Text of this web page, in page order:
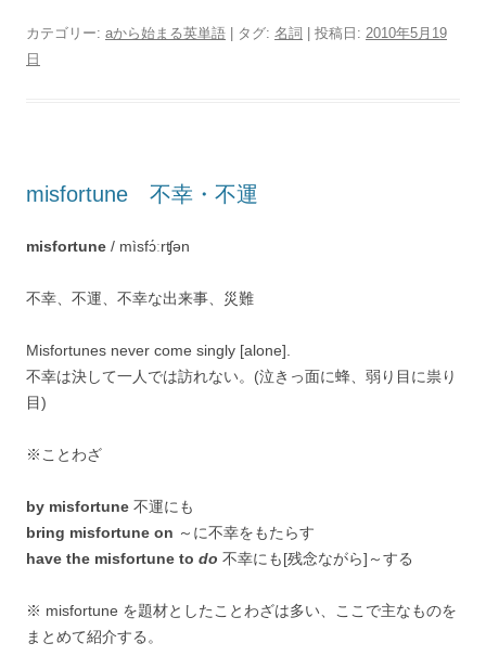
カテゴリー: aから始まる英単語 | タグ: 名詞 | 投稿日: 2010年5月19
日
misfortune 不幸・不運
misfortune / mìsfɔ́ːrʧən
不幸、不運、不幸な出来事、災難
Misfortunes never come singly [alone].
不幸は決して一人では訪れない。(泣きっ面に蜂、弱り目に祟り
目)
※ことわざ
by misfortune 不運にも
bring misfortune on ～に不幸をもたらす
have the misfortune to do 不幸にも[残念ながら]～する
※ misfortune を題材としたことわざは多い、ここで主なものを
まとめて紹介する。